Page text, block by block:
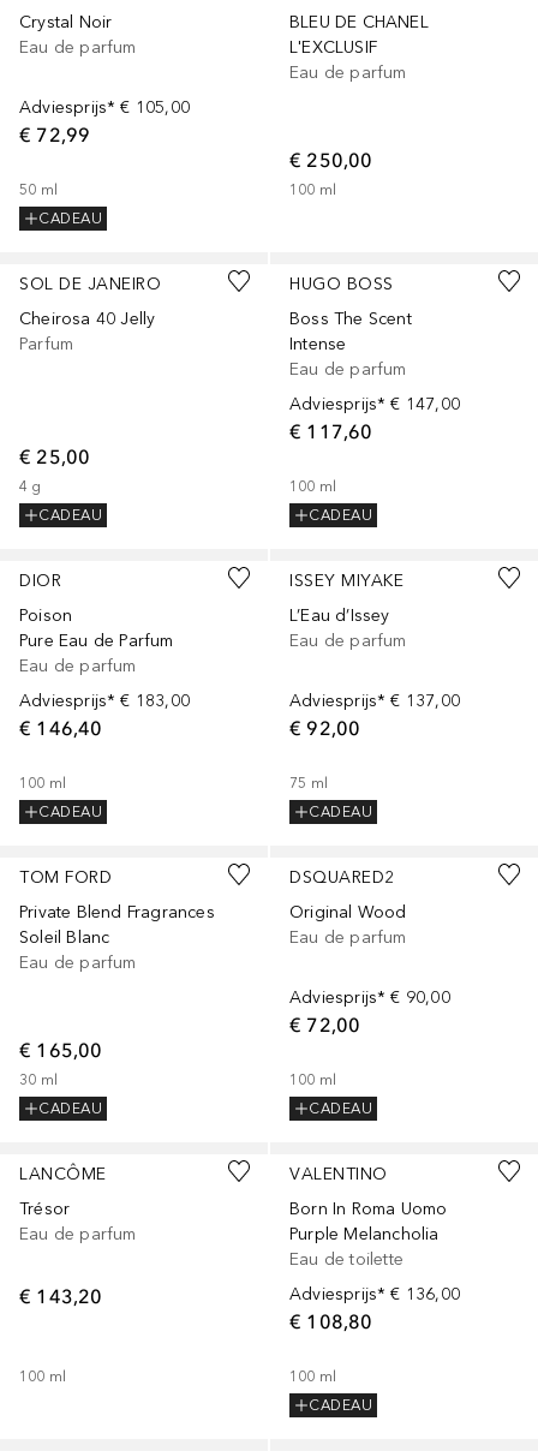
Crystal Noir
Eau de parfum
Adviesprijs* € 105,00
€ 72,99
50 ml
CADEAU
BLEU DE CHANEL
L'EXCLUSIF
Eau de parfum
€ 250,00
100 ml
SOL DE JANEIRO
Cheirosa 40 Jelly
Parfum
€ 25,00
4 g
CADEAU
HUGO BOSS
Boss The Scent
Intense
Eau de parfum
Adviesprijs* € 147,00
€ 117,60
100 ml
CADEAU
DIOR
Poison
Pure Eau de Parfum
Eau de parfum
Adviesprijs* € 183,00
€ 146,40
100 ml
CADEAU
ISSEY MIYAKE
L’Eau d’Issey
Eau de parfum
Adviesprijs* € 137,00
€ 92,00
75 ml
CADEAU
TOM FORD
Private Blend Fragrances
Soleil Blanc
Eau de parfum
€ 165,00
30 ml
CADEAU
DSQUARED2
Original Wood
Eau de parfum
Adviesprijs* € 90,00
€ 72,00
100 ml
CADEAU
LANCÔME
Trésor
Eau de parfum
€ 143,20
100 ml
VALENTINO
Born In Roma Uomo
Purple Melancholia
Eau de toilette
Adviesprijs* € 136,00
€ 108,80
100 ml
CADEAU